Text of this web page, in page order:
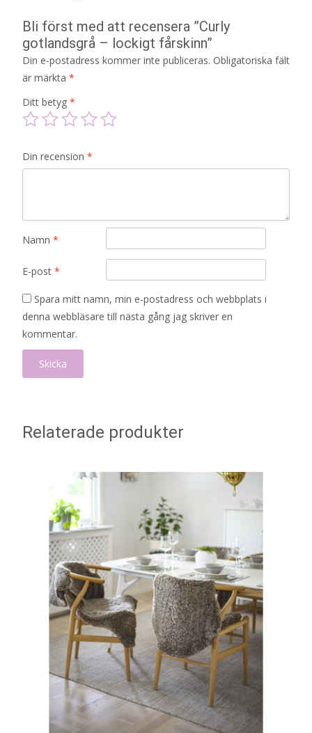
Bli först med att recensera ”Curly
gotlandsgrå – lockigt fårskinn”
Din e-postadress kommer inte publiceras. Obligatoriska fält
är märkta *
Ditt betyg *
Din recension *
Namn *
E-post *
Spara mitt namn, min e-postadress och webbplats i
denna webbläsare till nästa gång jag skriver en
kommentar.
Relaterade produkter